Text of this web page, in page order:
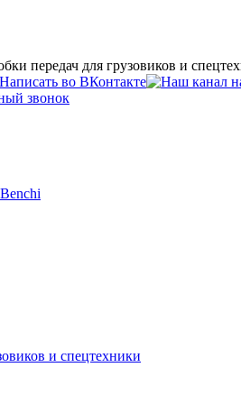
передач для грузовиков и
звонок
и спецтехники